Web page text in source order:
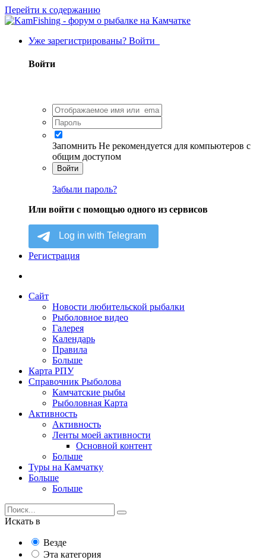
Перейти к содержанию
Уже зарегистрированы? Войти
Войти
Запомнить Не рекомендуется для компьютеров с
общим доступом
Войти
Забыли пароль?
Или войти с помощью одного из сервисов
Регистрация
Сайт
Новости любительской рыбалки
Рыболовное видео
Галерея
Календарь
Правила
Больше
Карта РПУ
Справочник Рыболова
Камчатские рыбы
Рыболовная Карта
Активность
Активность
Ленты моей активности
Основной контент
Больше
Туры на Камчатку
Больше
Больше
Искать в
Везде
Эта категория